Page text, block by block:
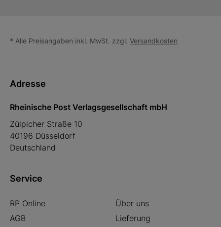
* Alle Preisangaben inkl. MwSt. zzgl. Versandkosten
Adresse
Rheinische Post Verlagsgesellschaft mbH
Zülpicher Straße 10
40196 Düsseldorf
Deutschland
Service
RP Online
Über uns
AGB
Lieferung